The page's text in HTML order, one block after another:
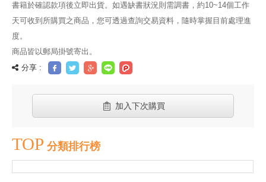
書籍於確認款項後立即出貨。如遇缺書狀況則需調書，約10~14個工作
天可收到所購買之商品，您可透過查詢交易資料，隨時掌握目前處理進
度。
商品皆以郵局掛號寄出。
分享 :
加入下次購買
TOP 分類排行榜